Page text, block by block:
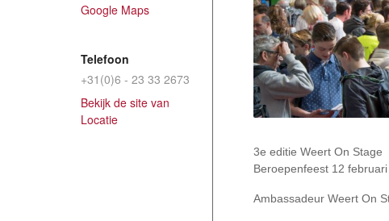
3e editie Weert On Stage
Beroepenfeest 12
Ambassadeur Weert On
Google Maps
Telefoon
+31(0)6 - 23 33 2673
Bekijk de site van
Locatie